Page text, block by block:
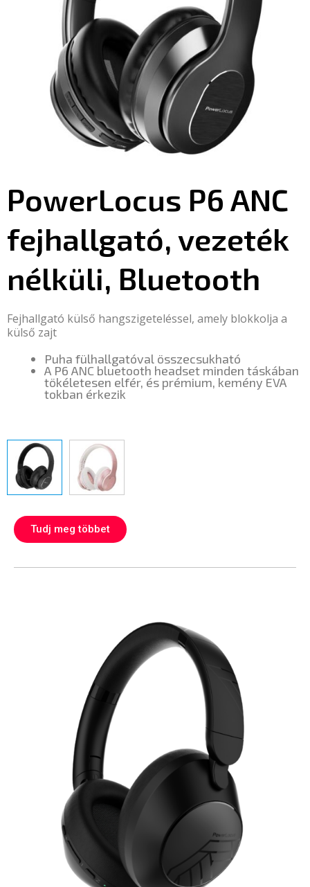
PowerLocus P6 ANC
fejhallgató, vezeték
nélküli, Bluetooth
Fejhallgató külső hangszigeteléssel, amely blokkolja a
külső zajt
Puha fülhallgatóval összecsukható
A P6 ANC bluetooth headset minden táskában
tökéletesen elfér, és prémium, kemény EVA
tokban érkezik
Tudj meg többet